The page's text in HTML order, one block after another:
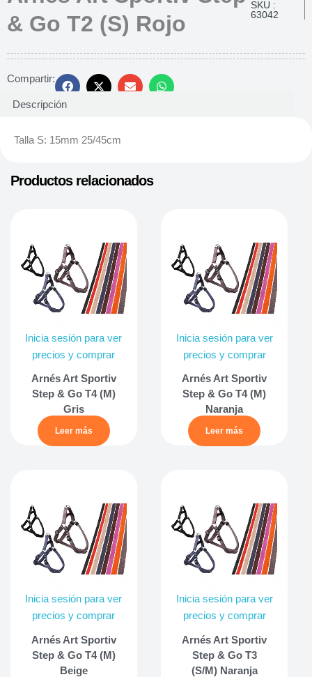
& Go T2 (S) Rojo
SKU :
63042
Compartir:
Descripción
Talla S: 15mm 25/45cm
Productos relacionados
Inicia sesión para ver
precios y comprar
Arnés Art Sportiv
Step & Go T4 (M)
Gris
Leer más
Inicia sesión para ver
precios y comprar
Arnés Art Sportiv
Step & Go T4 (M)
Naranja
Leer más
Inicia sesión para ver
precios y comprar
Arnés Art Sportiv
Step & Go T4 (M)
Beige
Inicia sesión para ver
precios y comprar
Arnés Art Sportiv
Step & Go T3
(S/M) Naranja